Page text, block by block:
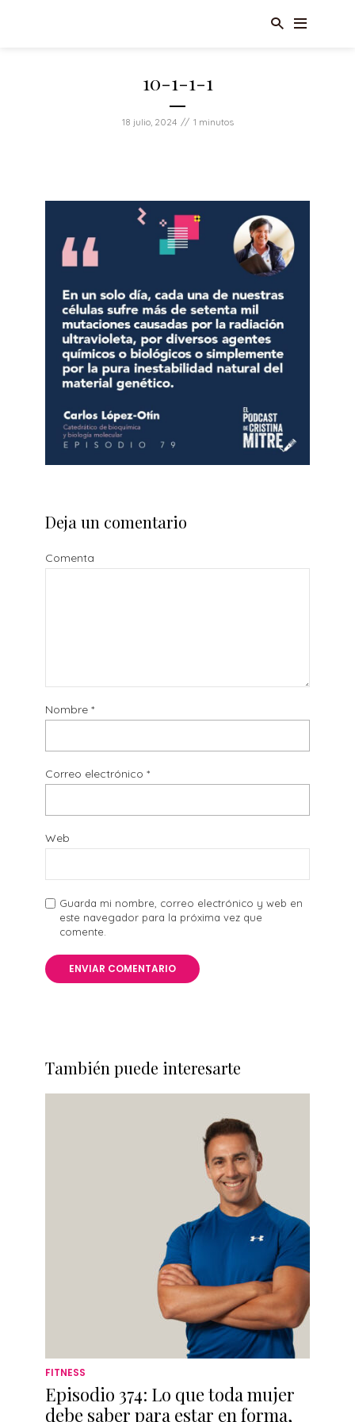
10-1-1-1
18 julio, 2024 1 minutos
Deja un comentario
Comenta
Nombre *
Correo electrónico *
Web
Guarda mi nombre, correo electrónico y web en
este navegador para la próxima vez que
comente.
También puede interesarte
FITNESS
Episodio 374: Lo que toda mujer
debe saber para estar en forma,